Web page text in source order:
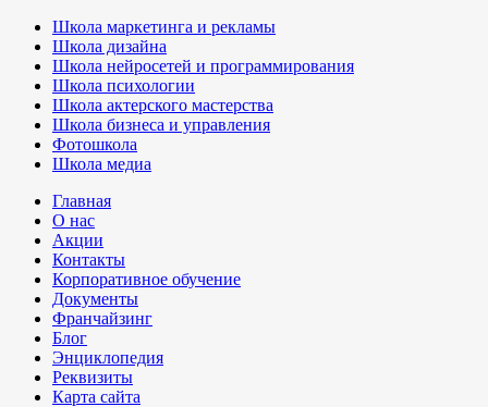
Школа маркетинга и рекламы
Школа дизайна
Школа нейросетей и программирования
Школа психологии
Школа актерского мастерства
Школа бизнеса и управления
Фотошкола
Школа медиа
Главная
О нас
Акции
Контакты
Корпоративное обучение
Документы
Франчайзинг
Блог
Энциклопедия
Реквизиты
Карта сайта